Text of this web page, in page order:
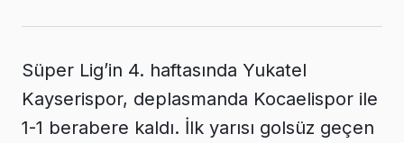
Süper Lig’in 4. haftasında Yukatel
Kayserispor, deplasmanda Kocaelispor ile
1-1 berabere kaldı. İlk yarısı golsüz geçen